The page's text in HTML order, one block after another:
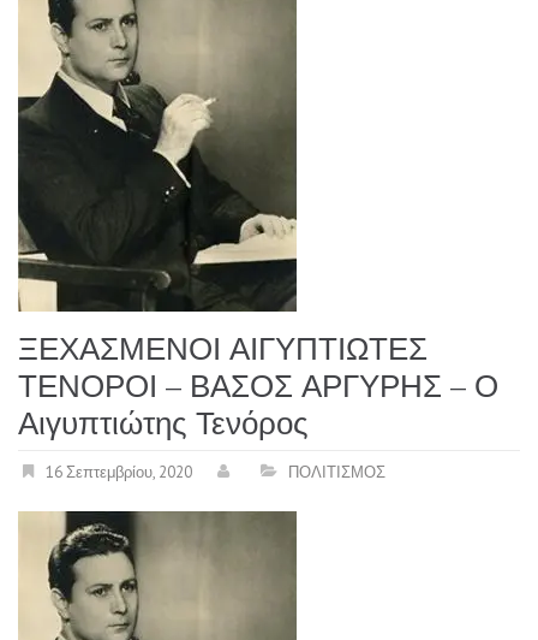
ΞΕΧΑΣΜΕΝΟΙ ΑΙΓΥΠΤΙΩΤΕΣ
ΤΕΝΟΡΟΙ – ΒΑΣΟΣ ΑΡΓΥΡΗΣ – Ο
Αιγυπτιώτης Τενόρος
16 Σεπτεμβρίου, 2020 ΠΟΛΙΤΙΣΜΟΣ